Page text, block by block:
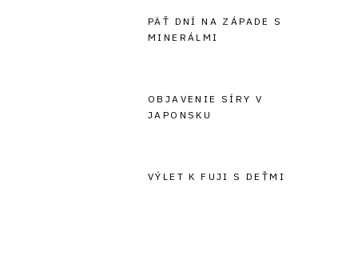
PÄŤ DNÍ NA ZÁPADE S
MINERÁLMI
OBJAVENIE SÍRY V
JAPONSKU
VÝLET K FUJI S DEŤMI